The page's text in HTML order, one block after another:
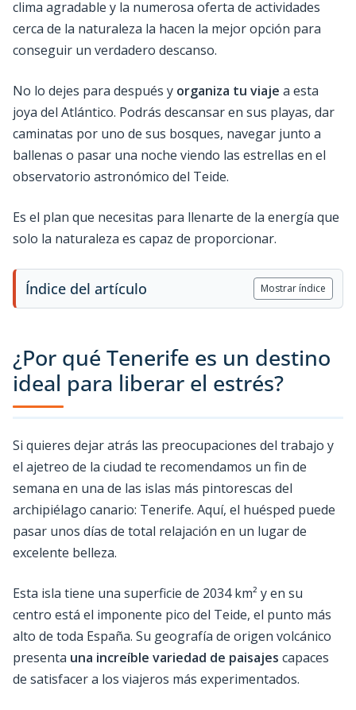
clima agradable y la numerosa oferta de actividades
cerca de la naturaleza la hacen la mejor opción para
conseguir un verdadero descanso.
No lo dejes para después y organiza tu viaje a esta
joya del Atlántico. Podrás descansar en sus playas, dar
caminatas por uno de sus bosques, navegar junto a
ballenas o pasar una noche viendo las estrellas en el
observatorio astronómico del Teide.
Es el plan que necesitas para llenarte de la energía que
solo la naturaleza es capaz de proporcionar.
Índice del artículo Mostrar índice
¿Por qué Tenerife es un destino
ideal para liberar el estrés?
Si quieres dejar atrás las preocupaciones del trabajo y
el ajetreo de la ciudad te recomendamos un fin de
semana en una de las islas más pintorescas del
archipiélago canario: Tenerife. Aquí, el huésped puede
pasar unos días de total relajación en un lugar de
excelente belleza.
Esta isla tiene una superficie de 2034 km² y en su
centro está el imponente pico del Teide, el punto más
alto de toda España. Su geografía de origen volcánico
presenta una increíble variedad de paisajes capaces
de satisfacer a los viajeros más experimentados.